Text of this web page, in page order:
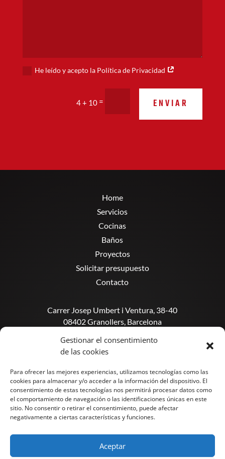
Gestionar el consentimiento
de las cookies
Para ofrecer las mejores experiencias, utilizamos tecnologías como las
cookies para almacenar y/o acceder a la información del dispositivo. El
consentimiento de estas tecnologías nos permitirá procesar datos como
el comportamiento de navegación o las identificaciones únicas en este
sitio. No consentir o retirar el consentimiento, puede afectar
negativamente a ciertas características y funciones.
Aceptar
He leído y acepto la Política de Privacidad
4 + 10 = ENVIAR
Home
Servicios
Cocinas
Baños
Proyectos
Solicitar presupuesto
Contacto
Carrer Josep Umbert i Ventura, 38-40
08402 Granollers, Barcelona
info@reforama.studio
Tel. 933 11 46 85